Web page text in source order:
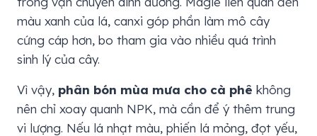
màu xanh của lá, canxi góp phần làm mô cây
cứng cáp hơn, bo tham gia vào nhiều quá trình
sinh lý của cây.
Vì vậy, phân bón mùa mưa cho cà phê không
nên chỉ xoay quanh NPK, mà cần để ý thêm trung
vi lượng. Nếu lá nhạt màu, phiến lá mỏng, đọt yếu,